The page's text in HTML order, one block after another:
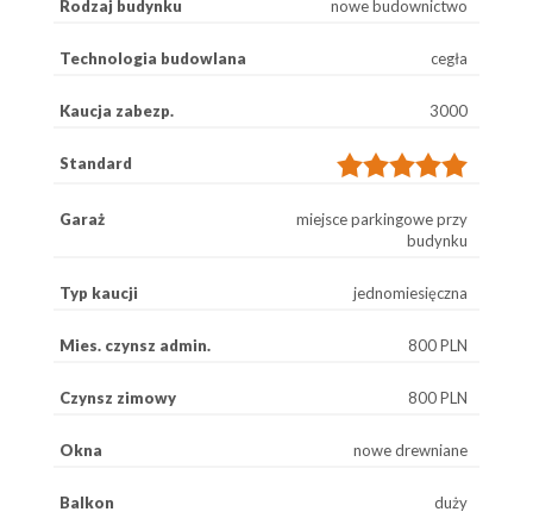
Rodzaj budynku nowe budownictwo
Technologia budowlana cegła
Kaucja zabezp. 3000
Standard
Garaż
miejsce parkingowe przy
budynku
Typ kaucji jednomiesięczna
Mies. czynsz admin. 800 PLN
Czynsz zimowy 800 PLN
Okna nowe drewniane
Balkon duży